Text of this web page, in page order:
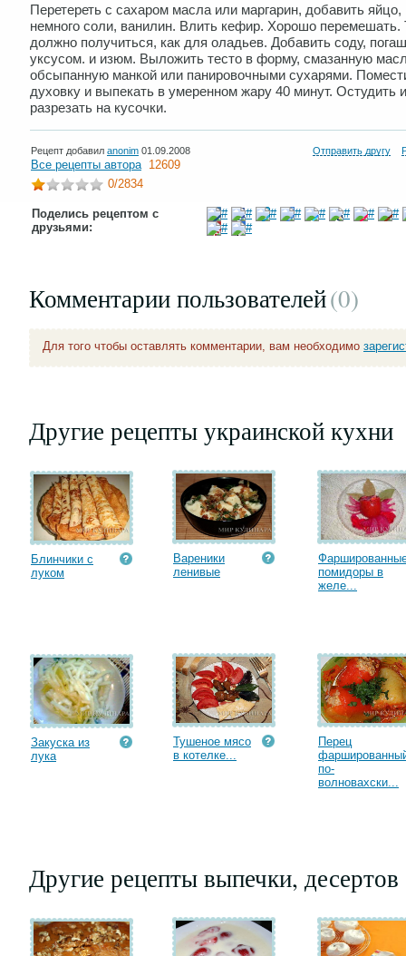
Перетереть с сахаром масла или маргарин, добавить яйцо,
немного соли, ванилин. Влить кефир. Хорошо перемешать.
должно получиться, как для оладьев. Добавить соду,
уксусом. и изюм. Выложить тесто в форму, смазанную
обсыпанную манкой или панировочными сухарями.
духовку и выпекать в умеренном жару 40 минут. Остудить и
разрезать на кусочки.
Рецепт добавил anonim 01.09.2008 Отправить другу
Все рецепты автора 12609
0/2834
Поделись рецептом с
друзьями:
Комментарии пользователей(0)
Для того чтобы оставлять комментарии, вам необходимо
Другие рецепты украинской кухни
Блинчики с
луком
Вареники
ленивые
помидоры в
желе...
Закуска из
лука
Тушеное мясо
в котелке...
Перец
по-
волновахски...
Другие рецепты выпечки, десертов